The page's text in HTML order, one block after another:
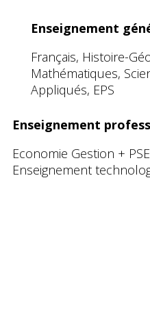
Enseignement
Français, Histoire-
Mathématiques,
Appliqués, EPS
Enseignement
Economie Gestion +
Enseignement